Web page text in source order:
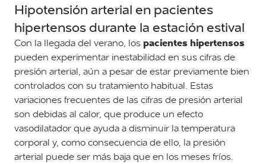
Hipotensión arterial en pacientes
hipertensos durante la estación estival
Con la llegada del verano, los pacientes hipertensos
pueden experimentar inestabilidad en sus cifras de
presión arterial, aún a pesar de estar previamente bien
controlados con su tratamiento habitual. Estas
variaciones frecuentes de las cifras de presión arterial
son debidas al calor, que produce un efecto
vasodilatador que ayuda a disminuir la temperatura
corporal y, como consecuencia de ello, la presión
arterial puede ser más baja que en los meses fríos.